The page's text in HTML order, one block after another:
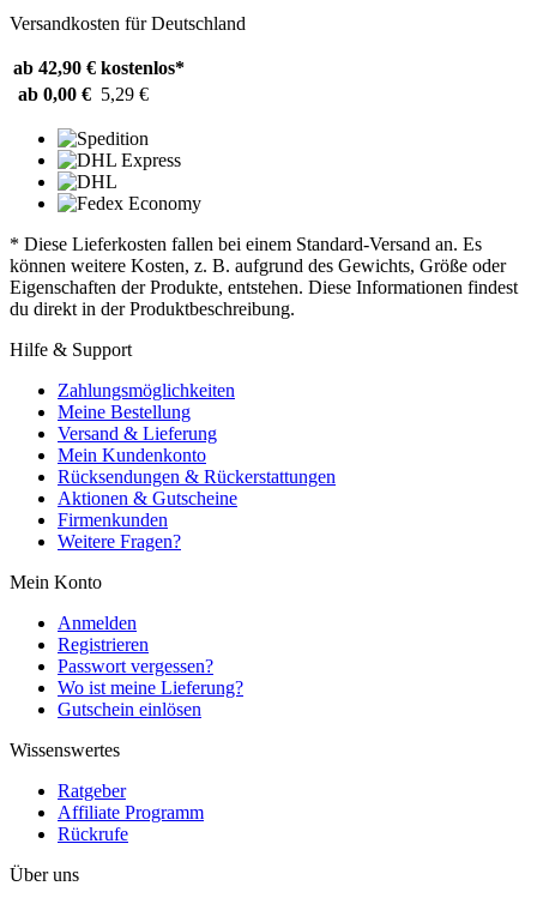
Versandkosten für Deutschland
ab 42,90 € kostenlos*
ab 0,00 € 5,29 €
* Diese Lieferkosten fallen bei einem Standard-Versand an. Es
können weitere Kosten, z. B. aufgrund des Gewichts, Größe oder
Eigenschaften der Produkte, entstehen. Diese Informationen findest
du direkt in der Produktbeschreibung.
Hilfe & Support
Zahlungsmöglichkeiten
Meine Bestellung
Versand & Lieferung
Mein Kundenkonto
Rücksendungen & Rückerstattungen
Aktionen & Gutscheine
Firmenkunden
Weitere Fragen?
Mein Konto
Anmelden
Registrieren
Passwort vergessen?
Wo ist meine Lieferung?
Gutschein einlösen
Wissenswertes
Ratgeber
Affiliate Programm
Rückrufe
Über uns